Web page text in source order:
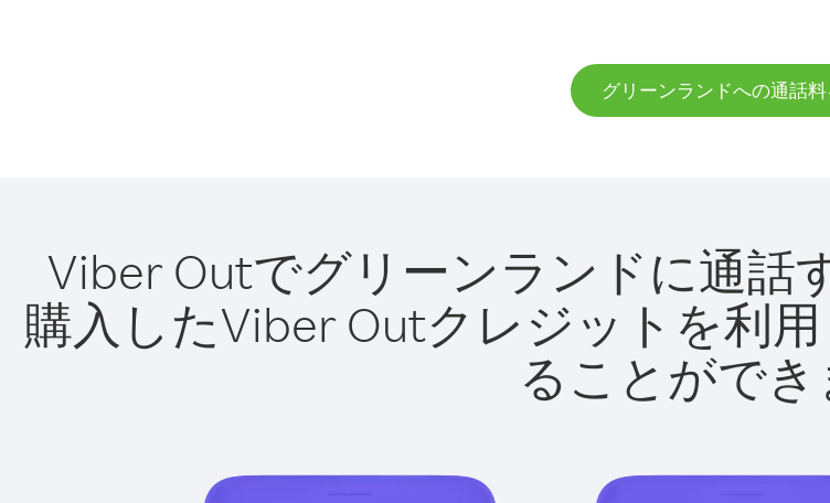
グリーンランドへの通話
Viber Outでグリーンランドに通話
購入したViber Outクレジットを利
ることができ